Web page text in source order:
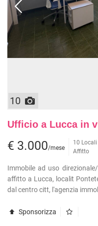
10
Ufficio a Lucca in
€ 3.000/mese
10 Locali
Affitto
Immobile ad uso
affitto a Lucca, localit
dal centro citt, l'agenzia
Sponsorizza